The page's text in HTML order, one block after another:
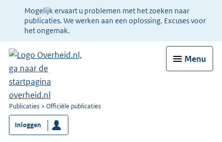
Ter
informatie:
Mogelijk ervaart u problemen met het zoeken naar
publicaties. We werken aan een oplossing. Excuses voor
het ongemak.
Menu
U
bent
nu
hier:
Publicaties Officiële publicaties
Inloggen